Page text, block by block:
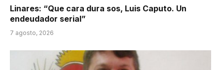
Linares: “Que cara dura sos, Luis Caputo. Un
endeudador serial”
7 agosto, 2026